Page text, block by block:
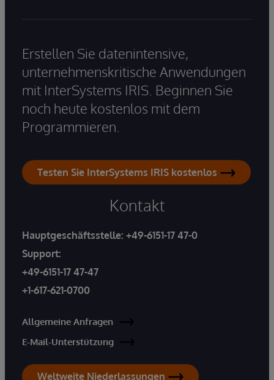
Erstellen Sie datenintensive,
unternehmenskritische Anwendungen
mit InterSystems IRIS. Beginnen Sie
noch heute kostenlos mit dem
Programmieren.
Testen Sie InterSystems IRIS kostenlos
Kontakt
Hauptgeschäftsstelle: +49-6151-17 47-0
Support:
+49-6151-17 47-47
+1-617-621-0700
Allgemeine Anfragen
E-Mail-Unterstützung
Weltweite Niederlassungen